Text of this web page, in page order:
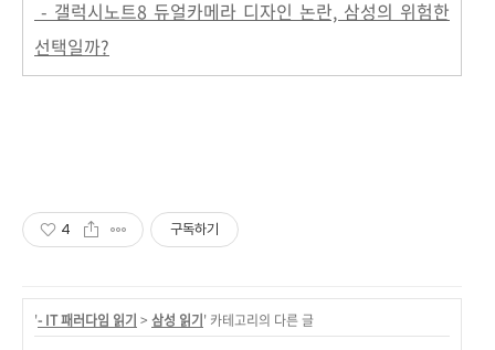
- 갤럭시노트8 듀얼카메라 디자인 논란, 삼성의 위험한
선택일까?
4 구독하기
'- IT 패러다임 읽기 > 삼성 읽기' 카테고리의 다른 글